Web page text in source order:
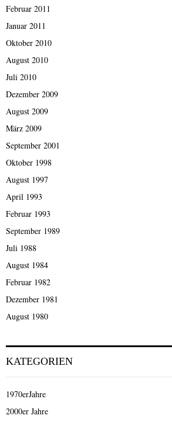
Februar 2011
Januar 2011
Oktober 2010
August 2010
Juli 2010
Dezember 2009
August 2009
März 2009
September 2001
Oktober 1998
August 1997
April 1993
Februar 1993
September 1989
Juli 1988
August 1984
Februar 1982
Dezember 1981
August 1980
KATEGORIEN
1970erJahre
2000er Jahre